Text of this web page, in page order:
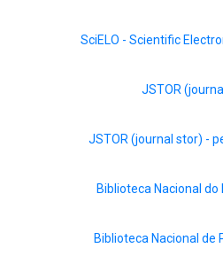
SciELO - Scientific
JSTOR
JSTOR (journal stor) -
Biblioteca Nacional do
Biblioteca Nacional de